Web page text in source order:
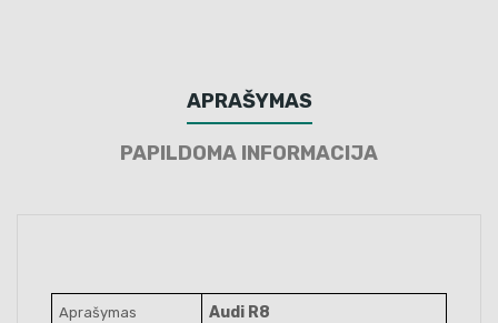
APRAŠYMAS
PAPILDOMA INFORMACIJA
Aprašymas Audi R8